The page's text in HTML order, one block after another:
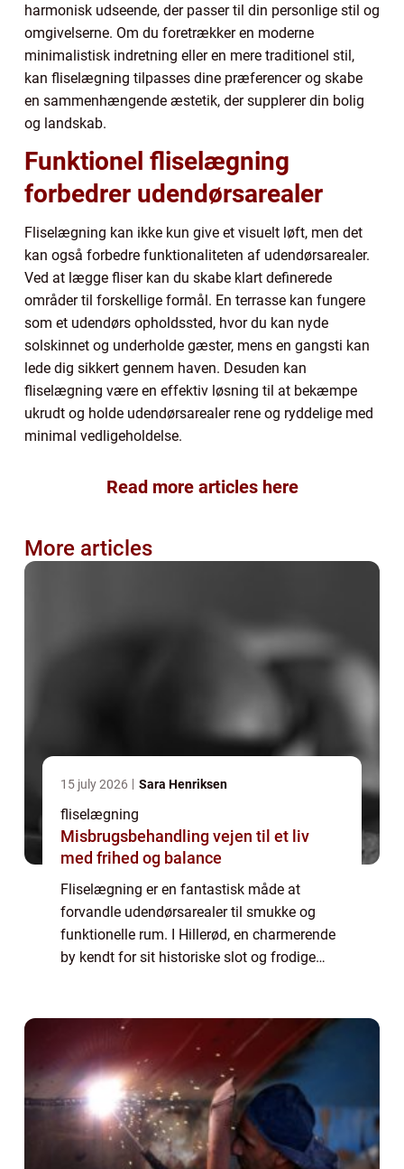
harmonisk udseende, der passer til din personlige stil og
omgivelserne. Om du foretrækker en moderne
minimalistisk indretning eller en mere traditionel stil,
kan fliselægning tilpasses dine præferencer og skabe
en sammenhængende æstetik, der supplerer din bolig
og landskab.
Funktionel fliselægning
forbedrer udendørsarealer
Fliselægning kan ikke kun give et visuelt løft, men det
kan også forbedre funktionaliteten af udendørsarealer.
Ved at lægge fliser kan du skabe klart definerede
områder til forskellige formål. En terrasse kan fungere
som et udendørs opholdssted, hvor du kan nyde
solskinnet og underholde gæster, mens en gangsti kan
lede dig sikkert gennem haven. Desuden kan
fliselægning være en effektiv løsning til at bekæmpe
ukrudt og holde udendørsarealer rene og ryddelige med
minimal vedligeholdelse.
Read more articles here
More articles
15 july 2026 Sara Henriksen
fliselægning
Misbrugsbehandling vejen til et liv
med frihed og balance
Fliselægning er en fantastisk måde at
forvandle udendørsarealer til smukke og
funktionelle rum. I Hillerød, en charmerende
by kendt for sit historiske slot og frodige